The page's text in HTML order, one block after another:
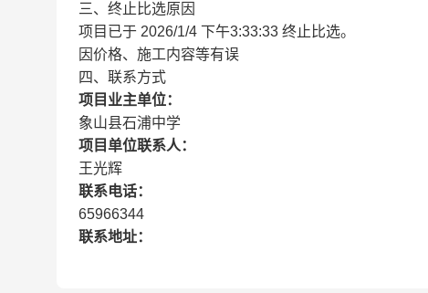
三、终止比选原因
项目已于 2026/1/4 下午3:33:33 终止比选。
因价格、施工内容等有误
四、联系方式
项目业主单位：
象山县石浦中学
项目单位联系人：
王光辉
联系电话：
65966344
联系地址：